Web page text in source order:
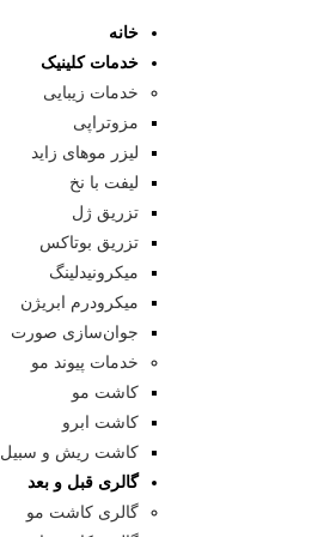
خانه
خدمات کلینیک
خدمات زیبایی
مزوتراپی
لیزر موهای زاید
لیفت با نخ
تزریق ژل
تزریق بوتاکس
میکرونیدلینگ
میکرودرم ابریژن
جوان‌سازی صورت
خدمات پیوند مو
کاشت مو
کاشت ابرو
کاشت ریش و سبیل
گالری قبل و بعد
گالری کاشت مو